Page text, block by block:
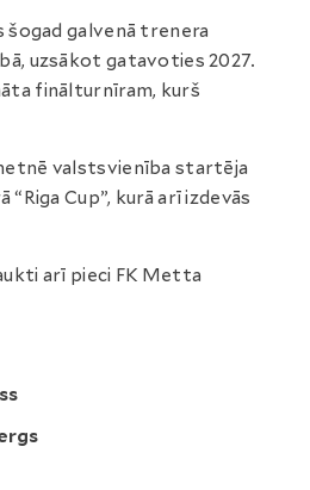
šogad galvenā trenera
uzsākot gatavoties 2027.
finālturnīram, kurš
valstsvienība startēja
Cup”, kurā arī izdevās
arī pieci FK Metta